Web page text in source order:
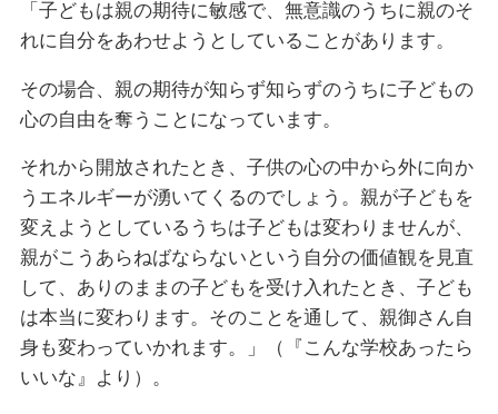
「子どもは親の期待に敏感で、無意識のうちに親のそ
れに自分をあわせようとしていることがあります。
その場合、親の期待が知らず知らずのうちに子どもの
心の自由を奪うことになっています。
それから開放されたとき、子供の心の中から外に向か
うエネルギーが湧いてくるのでしょう。親が子どもを
変えようとしているうちは子どもは変わりませんが、
親がこうあらねばならないという自分の価値観を見直
して、ありのままの子どもを受け入れたとき、子ども
は本当に変わります。そのことを通して、親御さん自
身も変わっていかれます。」（『こんな学校あったら
いいな』より）。